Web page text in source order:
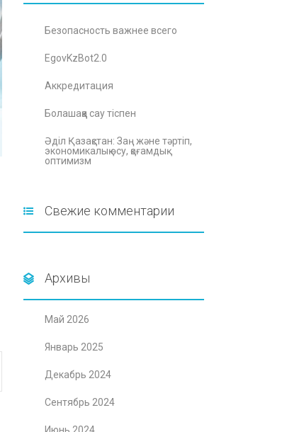
Безопасность важнее всего
EgovKzBot2.0
Аккредитация
Болашаққа сау тіспен
Әділ Қазақстан: Заң және тәртіп,
экономикалық өсу, қоғамдық
оптимизм
Свежие комментарии
Архивы
Май 2026
Январь 2025
Декабрь 2024
Сентябрь 2024